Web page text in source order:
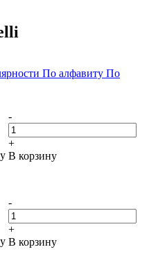
По алфавиту По
-
+
В корзину
-
+
В корзину